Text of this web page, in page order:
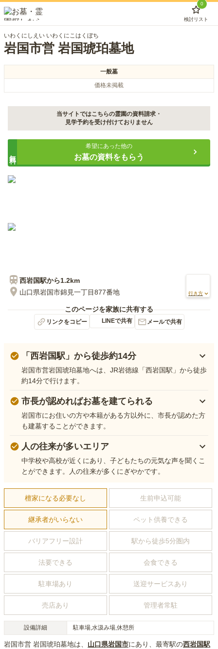
0
検討リスト
いわくにしえい いわくにこはくぼち
岩国市営 岩国琥珀墓地
一般墓
価格未掲載
当サイトではこちらの霊園の資料請求・
見学予約を受け付けておりません
希望にあった他の
お墓の資料をもらう
西岩国駅から1.2km
山口県岩国市錦見一丁目877番地
行き方
このページを家族に共有する
リンクをコピー LINEで共有 メールで共有
「西岩国駅」から徒歩約14分
岩国市営岩国琥珀墓地へは、JR岩徳線「西岩国駅」から徒歩
約14分で行けます。
市長が認めればお墓を建てられる
岩国市にお住いの方や本籍がある方以外に、市長が認めた方
も建墓することができます。
人の往来が多いエリア
中学校や高校が近くにあり、子どもたちの元気な声を聞くこ
とができます。人の往来が多くにぎやかです。
檀家になる必要なし 生前申込可能
継承者がいらない ペット供養できる
バリアフリー設計 駅から徒歩5分圏内
法要できる 会食できる
駐車場あり 送迎サービスあり
売店あり 管理者常駐
設備詳細 駐車場,水汲み場,休憩所
岩国市営 岩国琥珀墓地は、 山口県岩国市にあり 、最寄駅の西岩国駅